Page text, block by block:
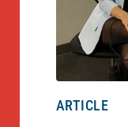
ARTICLE